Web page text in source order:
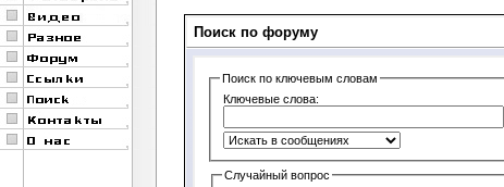
Поиск по форуму
Поиск по ключевым словам
Ключевые слова:
Случайный вопрос